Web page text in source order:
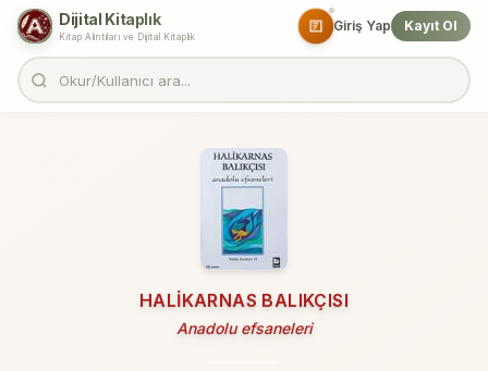
Dijital Kitaplık
Kitap Alıntıları ve Dijital Kitaplık
Giriş Yap Kayıt Ol
HALIKARNAS BALIKÇISI
Anadolu efsaneleri